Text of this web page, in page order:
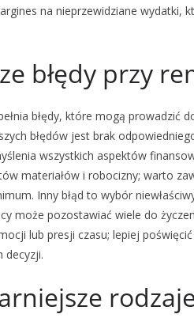
na nieprzewidziane wydatki,
błędy przy
błędy, które mogą prowadzić
błędów jest brak
wszystkich aspektów
materiałów i robocizny; warto
Inny błąd to wybór
może pozostawiać wiele do
lub presji czasu; lepiej
decyzji.